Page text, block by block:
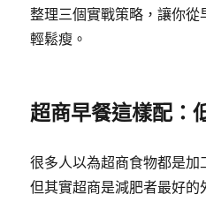
整理三個實戰策略，讓你從
輕鬆瘦。
超商早餐這樣配：
很多人以為超商食物都是加
但其實超商是減肥者最好